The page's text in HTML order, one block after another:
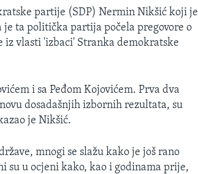
partije (SDP) Nermin Nikšić koji je
ta politička partija počela pregovore o
iz vlasti 'izbaci' Stranka demokratske
i sa Peđom Kojovićem. Prva dva
dosadašnjih izbornih rezultata, su
je Nikšić.
mnogi se slažu kako je još rano
su u ocjeni kako, kao i godinama prije,